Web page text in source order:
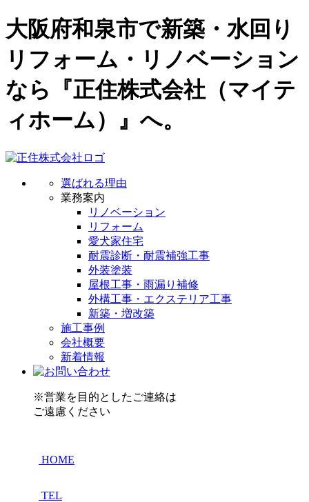
大阪府和泉市で新築・水回り
リフォーム・リノベーション
なら『正住株式会社（マイテ
ィホーム）』へ。
選ばれる理由
業務案内
リノベーション
リフォーム
愛犬家住宅
耐震診断・耐震補強工事
外装塗装
屋根工事・雨漏り補修
外構工事・エクステリア工事
新築・増改築
施工事例
会社概要
新着情報
※営業を目的としたご連絡は
ご遠慮ください
HOME
TEL